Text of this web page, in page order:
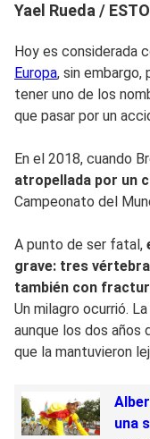
Yael Rueda / ESTO
Hoy es considerada
Europa, sin embargo,
tener uno de los
que pasar por un
En el 2018, cuando
atropellada por un
Campeonato del
A punto de ser fatal,
grave: tres
también con
Un milagro ocurrió.
aunque los dos años
que la mantuvieron
una